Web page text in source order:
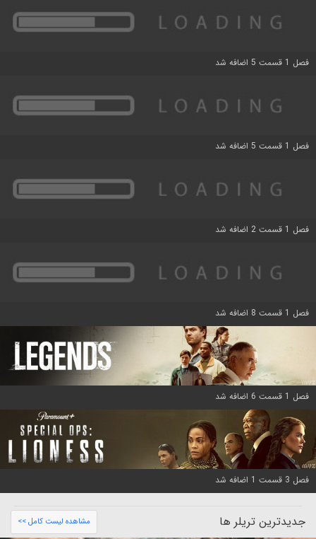
فصل 1 قسمت 5 اضافه شد
فصل 1 قسمت 5 اضافه شد
فصل 1 قسمت 2 اضافه شد
فصل 1 قسمت 8 اضافه شد
فصل 1 قسمت 6 اضافه شد
فصل 3 قسمت 1 اضافه شد
جدیدترین تریلر ها مشاهده لیست کامل >>